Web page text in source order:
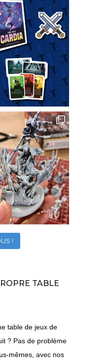
!
TABLE
table de jeux de
? Pas de problème
mêmes, avec nos